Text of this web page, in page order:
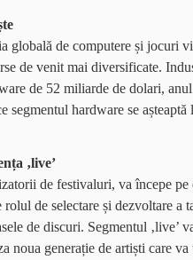
globală de computere și jocuri
de venit mai diversificate.
de 52 miliarde de dolari, anul
segmentul hardware se așteaptă
‚live’
de festivaluri, va începe pe
de selectare și dezvoltare a
de discuri. Segmentul ‚live’
noua generație de artiști care va